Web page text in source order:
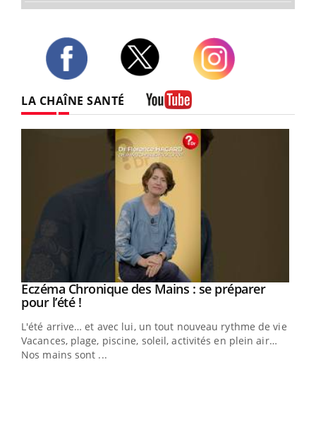
LA CHAÎNE SANTÉ
Youtube
Eczéma Chronique des Mains : se préparer
pour l’été !Youtube
L'été arrive… et avec lui, un tout nouveau rythme de vie !
Vacances, plage, piscine, soleil, activités en plein air…
Nos mains sont ...